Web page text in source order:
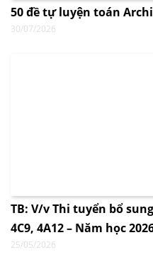
50 đề tự luyện toán
30/07/2026
TB: V/v Thi tuyển bổ
4C9, 4A12 – Năm học
25/05/2026